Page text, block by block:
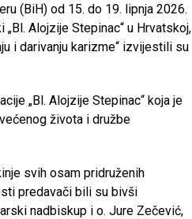
(BiH) od 15. do 19. lipnja 2026.
Alojzije Stepinac“ u Hrvatskoj,
i darivanju karizme“ izvijestili su
„Bl. Alojzije Stepinac“ koja je
života i družbe
svih osam pridruženih
predavači bili su bivši
nadbiskup i o. Jure Zečević,